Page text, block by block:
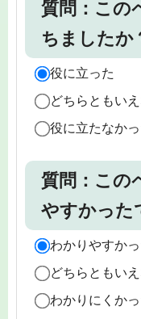
質問：この
ちましたか
役に立った
どちらともい
役に立たなか
質問：この
やすかった
わかりやすか
どちらともい
わかりにくか